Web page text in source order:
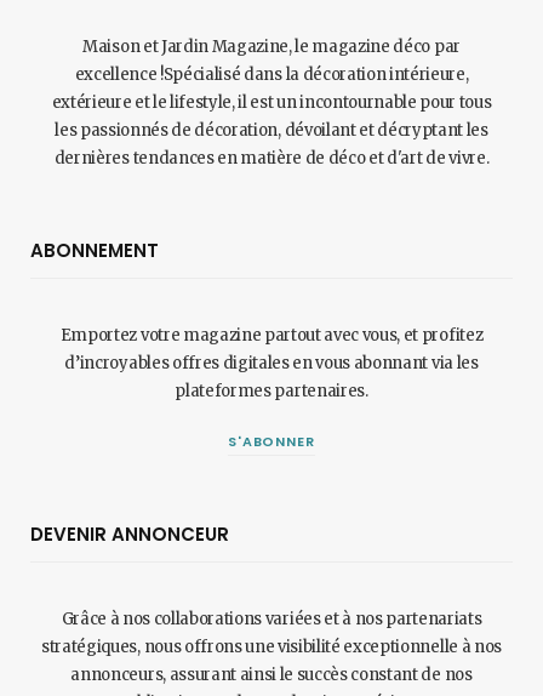
Maison et Jardin Magazine, le magazine déco par
excellence !Spécialisé dans la décoration intérieure,
extérieure et le lifestyle, il est un incontournable pour tous
les passionnés de décoration, dévoilant et décryptant les
dernières tendances en matière de déco et d'art de vivre.
ABONNEMENT
Emportez votre magazine partout avec vous, et profitez
d’incroyables offres digitales en vous abonnant via les
plateformes partenaires.
S'ABONNER
DEVENIR ANNONCEUR
Grâce à nos collaborations variées et à nos partenariats
stratégiques, nous offrons une visibilité exceptionnelle à nos
annonceurs, assurant ainsi le succès constant de nos